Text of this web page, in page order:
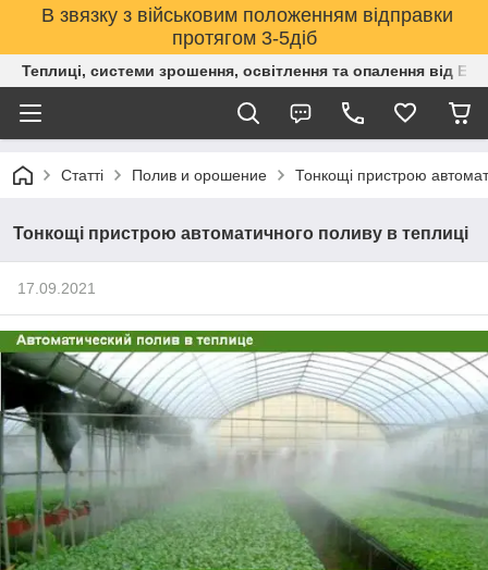
В звязку з військовим положенням відправки
протягом 3-5діб
Теплиці, системи зрошення, освітлення та опалення від
Статті Полив и орошение Тонкощі пристрою
Тонкощі пристрою автоматичного поливу в теплиці
17.09.2021